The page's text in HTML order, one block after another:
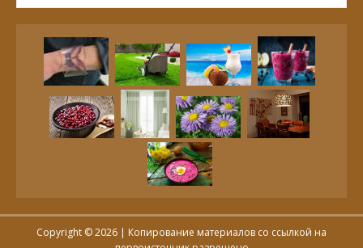
Copyright © 2026 | Копирование материалов со ссылкой на